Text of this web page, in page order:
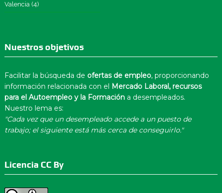
Valencia(4)
Nuestros objetivos
Facilitar la búsqueda de ofertas de empleo, proporcionando
información relacionada con el
Mercado Laboral, recursos
para el Autoempleo y la Formacióna desempleados.
Nuestro lema es:
"Cada vez que un desempleado accede a un puesto de
trabajo; el siguiente está más cerca de conseguirlo."
Licencia CC By